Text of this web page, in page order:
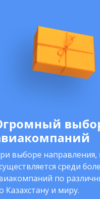
выборе направления,
среди
по
Казахстану и миру.